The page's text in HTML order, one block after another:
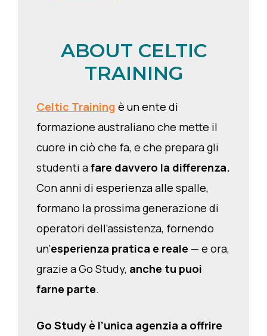
ABOUT CELTIC
TRAINING
Celtic Training è un ente di
formazione australiano che mette il
cuore in ciò che fa, e che prepara gli
studenti afare davvero la differenza.
Con anni di esperienza alle spalle,
formano la prossima generazione di
operatori dell’assistenza, fornendo
un’esperienza pratica e reale — e ora,
grazie a Go Study, anche tu puoi
farne parte.
Go Study è l’unica agenzia a offrire